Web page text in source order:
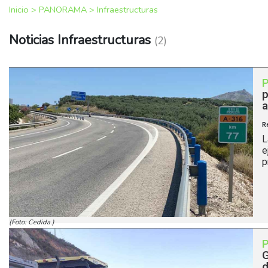
Inicio > PANORAMA > Infraestructuras
Noticias Infraestructuras (2)
(Foto: Cedida.)